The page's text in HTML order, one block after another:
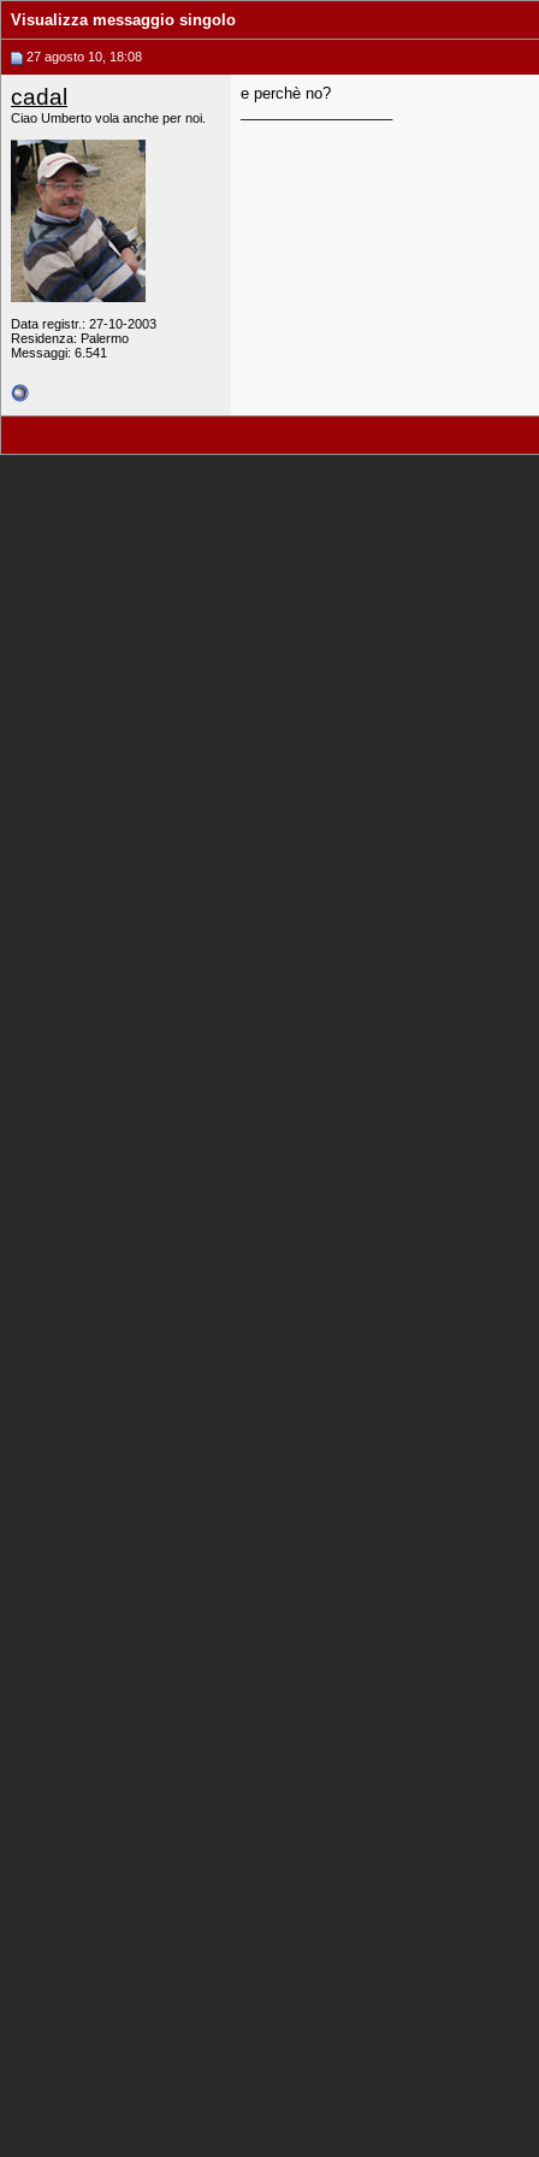
Visualizza messaggio singolo
27 agosto 10, 18:08
cadal
Ciao Umberto vola anche per noi.
Data registr.: 27-10-2003
Residenza: Palermo
Messaggi: 6.541
e perchè no?